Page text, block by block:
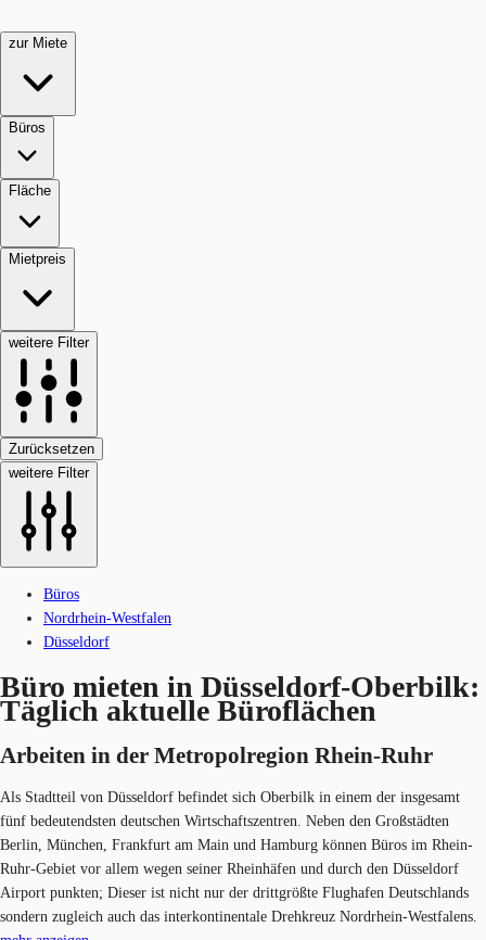
zur Miete
Büros
Fläche
Mietpreis
weitere Filter
Zurücksetzen
weitere Filter
Büros
Nordrhein-Westfalen
Düsseldorf
Büro mieten in Düsseldorf-Oberbilk:
Täglich aktuelle Büroflächen
Arbeiten in der Metropolregion Rhein-Ruhr
Als Stadtteil von Düsseldorf befindet sich Oberbilk in einem der insgesamt
fünf bedeutendsten deutschen Wirtschaftszentren. Neben den Großstädten
Berlin, München, Frankfurt am Main und Hamburg können Büros im Rhein-
Ruhr-Gebiet vor allem wegen seiner Rheinhäfen und durch den Düsseldorf
Airport punkten; Dieser ist nicht nur der drittgrößte Flughafen Deutschlands
sondern zugleich auch das interkontinentale Drehkreuz Nordrhein-Westfalens.